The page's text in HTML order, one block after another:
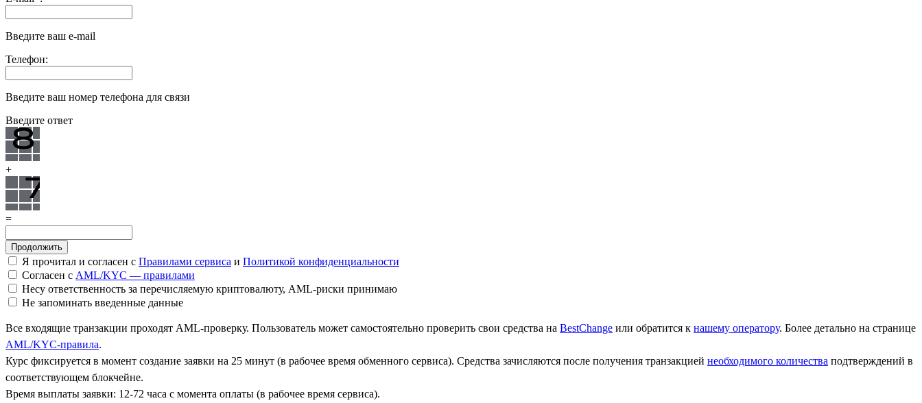
Введите ваш e-mail
Телефон:
Введите ваш номер телефона для связи
Введите ответ
+
=
Я прочитал и согласен с Правилами сервиса и Политикой конфиденциальности
Согласен с AML/KYC — правилами
Несу ответственность за перечисляемую криптовалюту, AML-риски принимаю
Не запоминать введенные данные
Все входящие транзакции проходят AML-проверку. Пользователь может самостоятельно проверить свои средства на BestChange или обратится к нашему оператору. Более детально на странице
AML/KYC-правила.
Курс фиксируется в момент создание заявки на 25 минут (в рабочее время обменного сервиса). Средства зачисляются после получения транзакцией необходимого количества подтверждений в
соответствующем блокчейне.
Время выплаты заявки: 12-72 часа с момента оплаты (в рабочее время сервиса).